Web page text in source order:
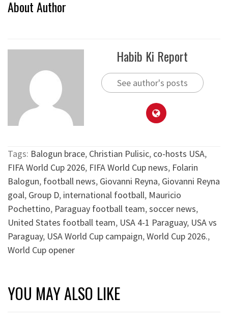
About Author
Habib Ki Report
See author's posts
Tags: Balogun brace, Christian Pulisic, co-hosts USA,
FIFA World Cup 2026, FIFA World Cup news, Folarin
Balogun, football news, Giovanni Reyna, Giovanni Reyna
goal, Group D, international football, Mauricio
Pochettino, Paraguay football team,soccer news,
United States football team, USA 4-1 Paraguay, USA vs
Paraguay, USA World Cup campaign,World Cup 2026.,
World Cup opener
YOU MAY ALSO LIKE